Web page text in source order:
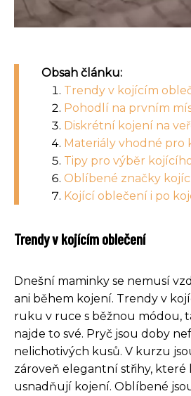
Obsah článku:
Trendy v kojícím
Pohodlí na prvním
Diskrétní kojení na
Materiály vhodné pro
Tipy pro výběr
Oblíbené značky
Kojící oblečení i po
Trendy v kojícím oblečení
Dnešní maminky se nemusí
ani během kojení. Trendy v
ruku v ruce s běžnou módou,
najde to své. Pryč jsou doby
nelichotivých kusů. V kurzu
zároveň elegantní střihy, které
usnadňují kojení. Oblíbené